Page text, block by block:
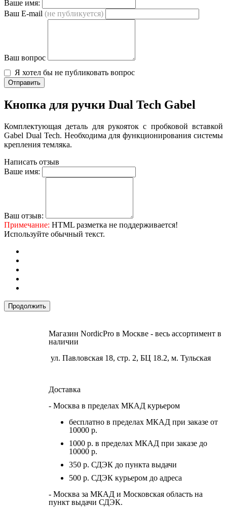
Ваше имя:
Ваш E-mail (не публикуется)
Ваш вопрос
Я хотел бы не публиковать вопрос
Отправить
Кнопка для ручки Dual Tech Gabel
Комплектующая деталь для рукояток с пробковой вставкой
Gabel Dual Tech. Необходима для функционирования системы
крепления темляка.
Написать отзыв
Ваше имя:
Ваш отзыв:
Примечание: HTML разметка не поддерживается!
Используйте обычный текст.
Продолжить
Магазин NordicPro в Москве - весь ассортимент в
наличии
ул. Павловская 18, стр. 2, БЦ 18.2, м. Тульская
Доставка
- Москва в пределах МКАД курьером
бесплатно в пределах МКАД при заказе от
10000 р.
1000 р. в пределах МКАД при заказе до
10000 р.
350 р. СДЭК до пункта выдачи
500 р. СДЭК курьером до адреса
- Москва за МКАД и Московская область на
пункт выдачи СДЭК.